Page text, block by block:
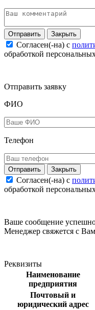
Закрыть
Согласен(-на) c
обработкой
Отправить заявку
ФИО
Телефон
Закрыть
Согласен(-на) c
обработкой
Ваше сообщение
Менеджер свяжется с
Реквизиты
Наименование
предприятия
Почтовый и
юридический адрес